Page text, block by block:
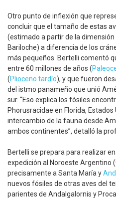
Otro punto de inflexión que
concluir que el tamaño de estas
(estimado a partir de la
Bariloche) a diferencia de los
más pequeños. Bertelli comentó
entre 60 millones de años (
(Plioceno tardío), y que fueron
del istmo panameño que unió
sur. “Eso explica los fósiles
Phorusracidae en Florida,
intercambio de la fauna desde
ambos continentes”, detalló la
Bertelli se prepara para realizar
expedición al Noroeste Argentino
precisamente a Santa María y
nuevos fósiles de otras aves del
parientes de Andalgalornis y